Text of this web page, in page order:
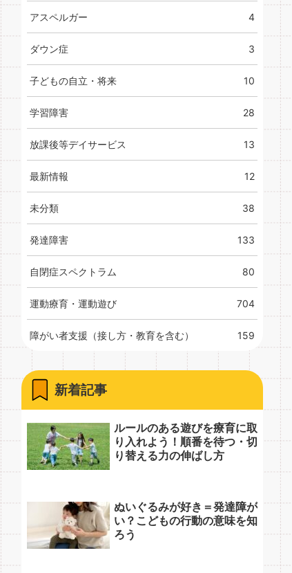
アスペルガー 4
ダウン症 3
子どもの自立・将来 10
学習障害 28
放課後等デイサービス 13
最新情報 12
未分類 38
発達障害 133
自閉症スペクトラム 80
運動療育・運動遊び 704
障がい者支援（接し方・教育を含む） 159
新着記事
ルールのある遊びを療育に取
り入れよう！順番を待つ・切
り替える力の伸ばし方
ぬいぐるみが好き＝発達障が
い？こどもの行動の意味を知
ろう